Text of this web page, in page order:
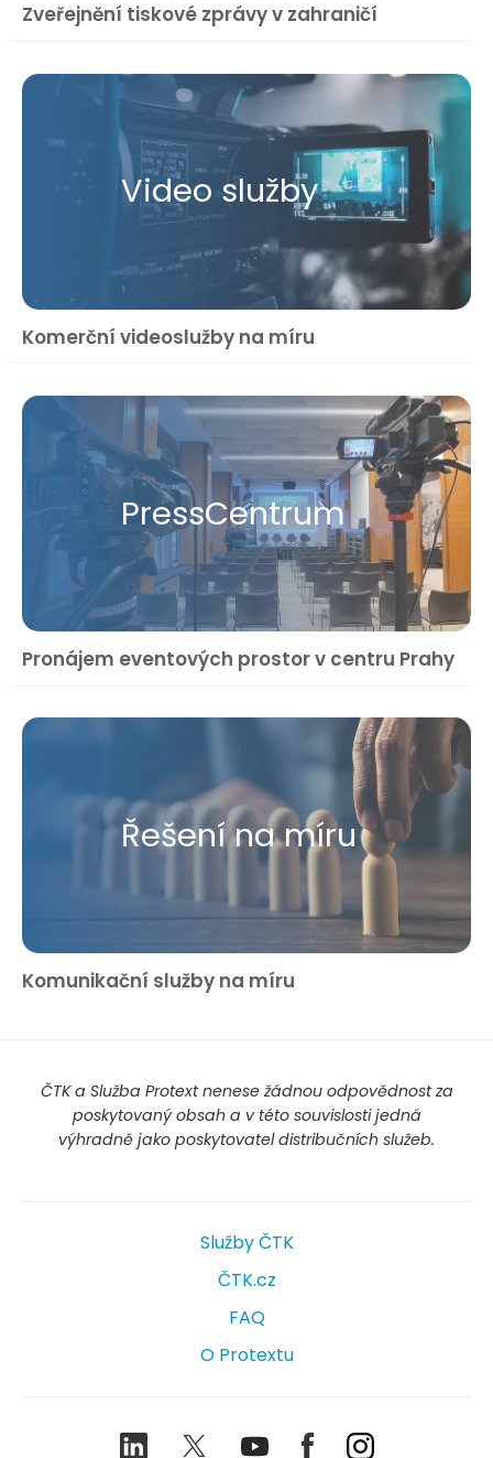
Zveřejnění tiskové zprávy v zahraničí
Video služby
Komerční videoslužby na míru
Press​Centrum
Pronájem eventových prostor v centru Prahy
Řešení na míru
Komunikační služby na míru
ČTK a Služba Protext nenese žádnou odpovědnost za
poskytovaný obsah a v této souvislosti jedná
výhradně jako poskytovatel distribučních služeb.
Služby ČTK
ČTK.cz
FAQ
O Protextu
LinkedIn TwitterYoutubeFacebookInstagram